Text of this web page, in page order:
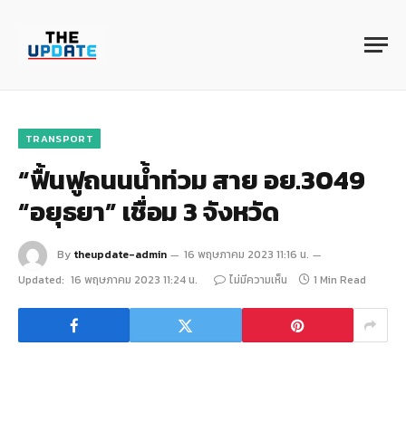
TRANSPORT
“ฟื้นฟูถนนน้ำท่วม สาย อย.3049
“อยุธยา” เชื่อม 3 จังหวัด
By theupdate-admin
16 พฤษภาคม 2023 11:16 น.
Updated: 16 พฤษภาคม 2023 11:24 น. ไม่มีความเห็น 1 Min Read